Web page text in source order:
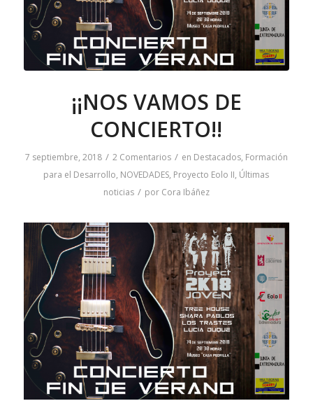
¡¡NOS VAMOS DE
CONCIERTO!!
7 septiembre, 2018 / 2 Comentarios / en Destacados, Formación
para el Desarrollo, NOVEDADES, Proyecto Eolo II, Últimas
noticias / por Cora Ibáñez